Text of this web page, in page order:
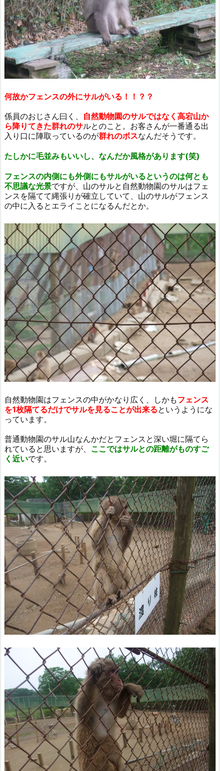
何故かフェンスの外にサルがいる！！？？
係員のおじさん曰く、 自然動物園のサルではなく高宕山か
ら降りてきた群れのサルとのこと。お客さんが一番通る出
入り口に陣取っているのが群れのボスなんだそうです。
たしかに毛並みもいいし、なんだか風格があります(笑)
フェンスの内側にも外側にもサルがいるというのは何とも
不思議な光景ですが、山のサルと自然動物園のサルはフェ
ンスを隔てて縄張りが確立していて、山のサルがフェンス
の中に入るとエライことになるんだとか。
自然動物園はフェンスの中がかなり広く、しかもフェンス
を1枚隔てるだけでサルを見ることが出来るというようにな
っています。
普通動物園のサル山なんかだとフェンスと深い堀に隔てら
れていると思いますが、 ここではサルとの距離がものすご
く近いです。